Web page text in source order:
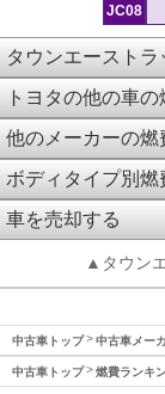
JC08
タウンエースト
トヨタの他の車の
他のメーカーの燃
ボディタイプ別
車を売却する
▲タウン
中古車トップ 中古車メー
中古車トップ 燃費ランキ